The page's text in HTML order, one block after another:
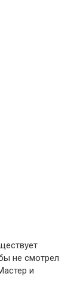
не смотрел
и